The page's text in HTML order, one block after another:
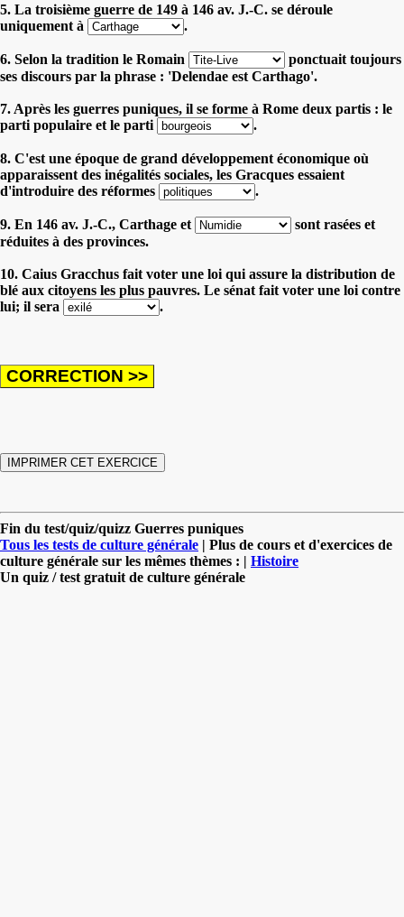
5. La troisième guerre de 149 à 146 av. J.-C. se déroule
uniquement à
.
6. Selon la tradition le Romain
ponctuait toujours
ses discours par la phrase : 'Delendae est Carthago'.
7. Après les guerres puniques, il se forme à Rome deux partis : le
parti populaire et le parti
.
8. C'est une époque de grand développement économique où
apparaissent des inégalités sociales, les Gracques essaient
d'introduire des réformes
.
9. En 146 av. J.-C., Carthage et
sont rasées et
réduites à des provinces.
10. Caius Gracchus fait voter une loi qui assure la distribution de
blé aux citoyens les plus pauvres. Le sénat fait voter une loi contre
lui; il sera
.
Fin du test/quiz/quizz Guerres puniques
Tous les tests de culture générale | Plus de cours et d'exercices de
culture générale sur les mêmes thèmes : | Histoire
Un quiz / test gratuit de culture générale